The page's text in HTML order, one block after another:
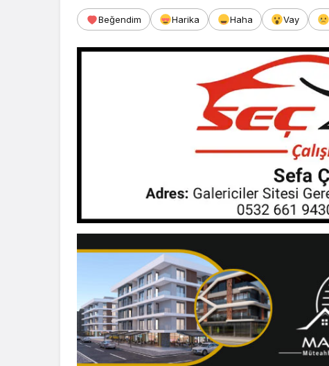
Beğendim Harika Haha Vay